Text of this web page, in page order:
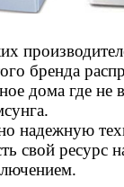
бренда
дома где
надежную
свой ресурс